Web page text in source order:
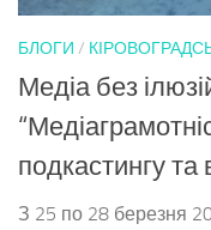
БЛОГИ /
Медіа без
подкастингу та
З 25 по 28 березня